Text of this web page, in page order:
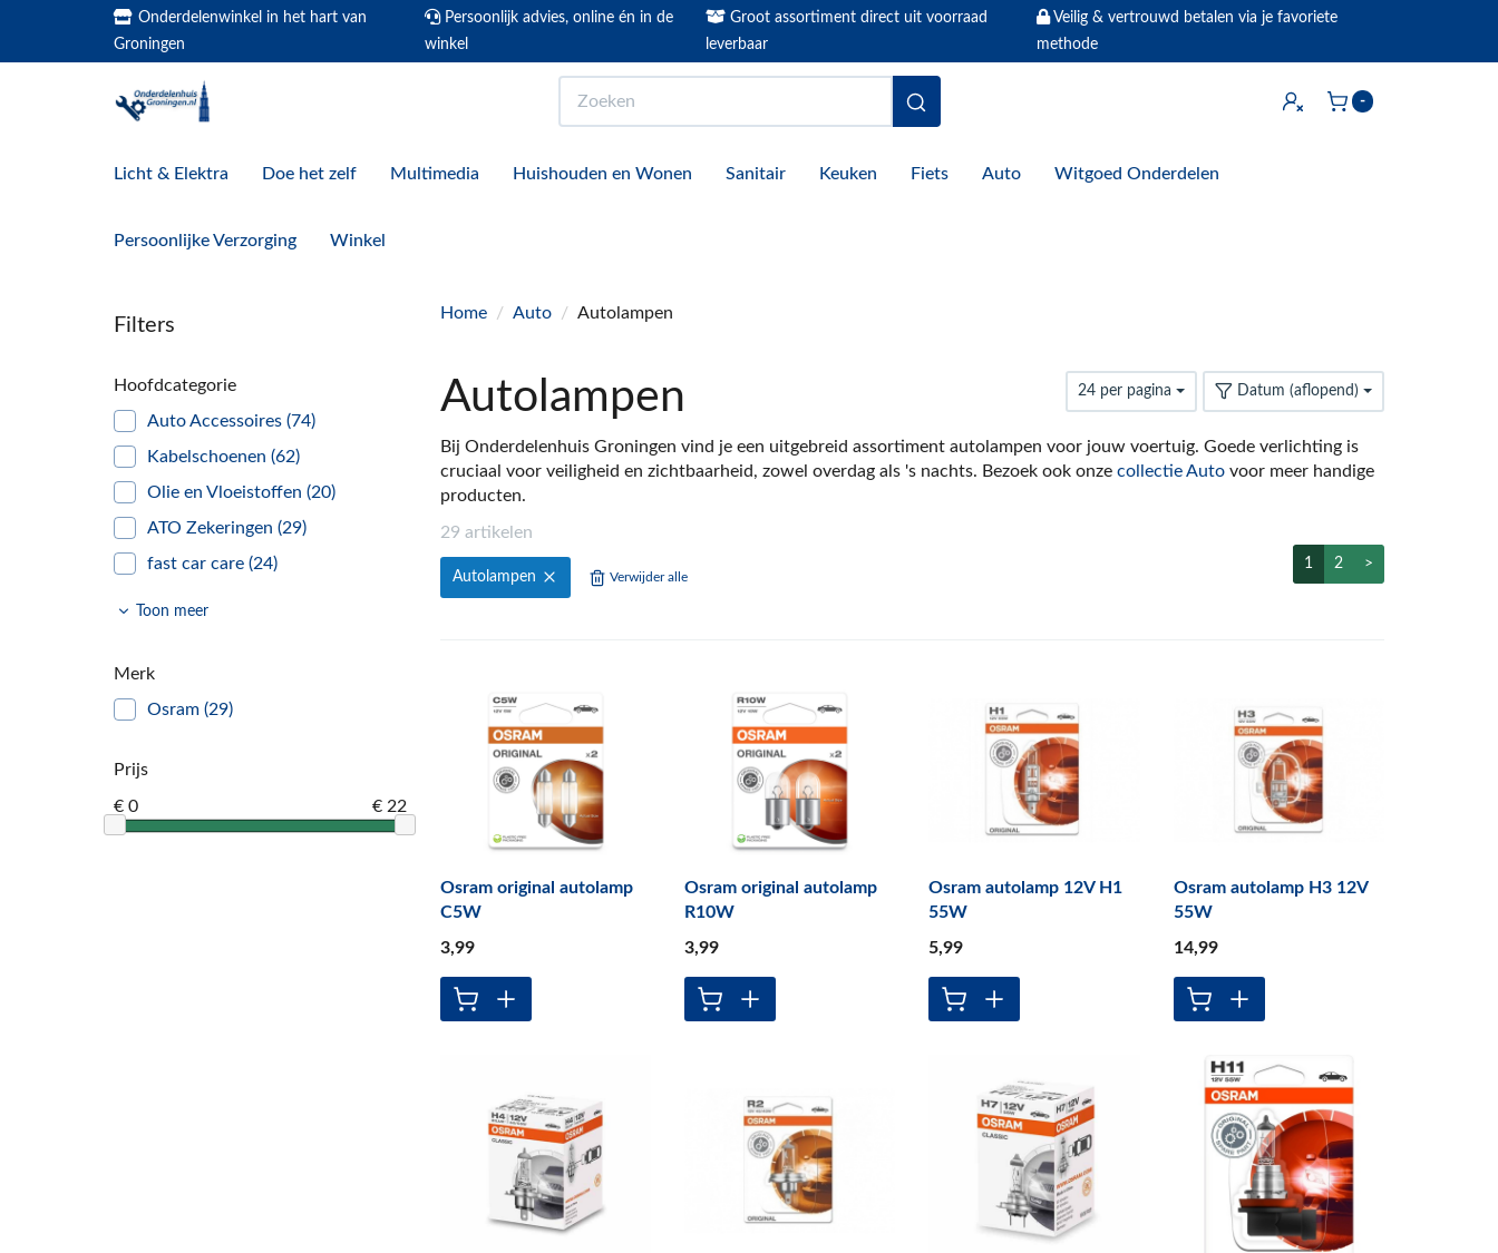
Onderdelenwinkel in het hart van
Groningen
Persoonlijk advies, online én in de
winkel
Groot assortiment direct uit voorraad
leverbaar
Veilig & vertrouwd betalen via je favoriete
methode
Inloggen -
Licht & Elektra Doe het zelf Multimedia Huishouden en Wonen Sanitair Keuken Fiets Auto Witgoed Onderdelen
Persoonlijke Verzorging Winkel
Filters
Hoofdcategorie
Auto Accessoires (74)
Kabelschoenen (62)
Olie en Vloeistoffen (20)
ATO Zekeringen (29)
fast car care (24)
fietsbanden
Smartphone accessoires
Auto
Toon meer
Merk
Osram (29)
Prijs
€ 0 € 22
Home / Auto / Autolampen
Autolampen Datum (aflopend)
24 per pagina
Bij Onderdelenhuis Groningen vind je een uitgebreid assortiment autolampen voor jouw voertuig. Goede verlichting is
cruciaal voor veiligheid en zichtbaarheid, zowel overdag als 's nachts. Bezoek ook onze collectie Autovoor meer handige
producten.
29 artikelen
Autolampen Verwijder alle
1 2 >
Osram original autolamp
C5W
3,99
Osram original autolamp
R10W
3,99
Osram autolamp 12V H1
55W
5,99
Osram autolamp H3 12V
55W
14,99